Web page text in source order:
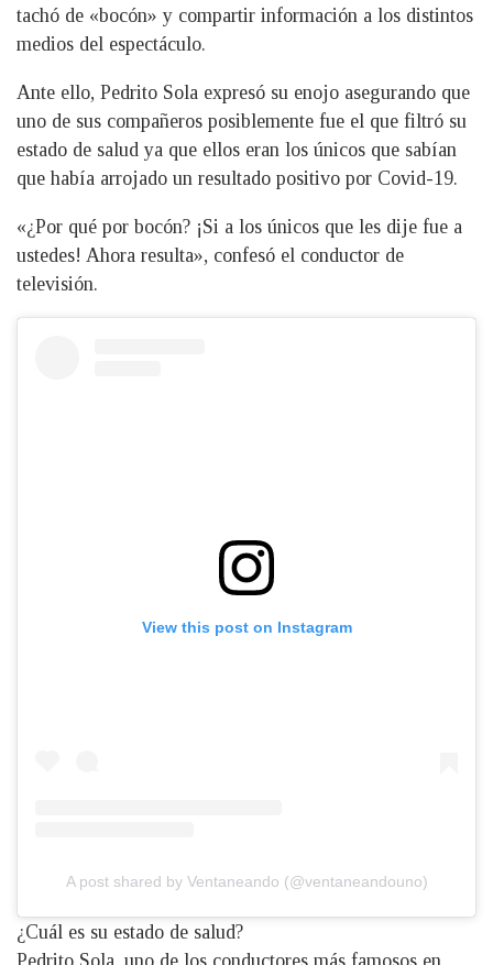
tachó de «bocón» y compartir información a los distintos
medios del espectáculo.
Ante ello, Pedrito Sola expresó su enojo asegurando que
uno de sus compañeros posiblemente fue el que filtró su
estado de salud ya que ellos eran los únicos que sabían
que había arrojado un resultado positivo por Covid-19.
«¿Por qué por bocón? ¡Si a los únicos que les dije fue a
ustedes! Ahora resulta», confesó el conductor de
televisión.
View this post on Instagram
A post shared by Ventaneando (@ventaneandouno)
¿Cuál es su estado de salud?
Pedrito Sola, uno de los conductores más famosos en